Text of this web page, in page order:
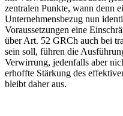
zentralen Punkte, wann denn
Unternehmensbezug nun
Voraussetzungen eine
über Art. 52 GRCh auch bei
sein soll, führen die
Verwirrung, jedenfalls aber
erhoffte Stärkung des
bleibt daher aus.